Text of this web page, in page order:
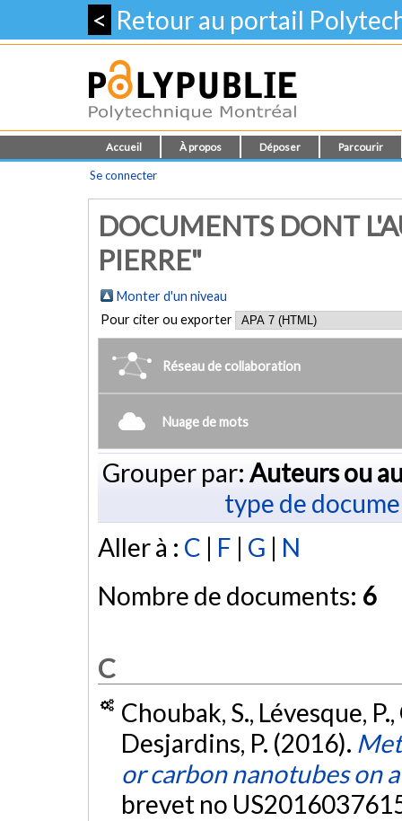
< Retour au portail
Accueil À propos Déposer Parcourir
Se connecter
DOCUMENTS DONT
PIERRE"
Monter d'un niveau
Pour citer ou exporter
Réseau de collaboration
Nuage de mots
Grouper par: Auteurs ou
type de
Aller à : C | F | G | N
Nombre de documents: 6
C
Choubak, S., Lévesque,
Desjardins, P. (2016).
or carbon nanotubes on
brevet no